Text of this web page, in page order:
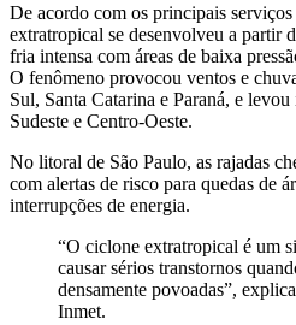
De acordo com os principais
extratropical se desenvolveu a partir
fria intensa com áreas de baixa
O fenômeno provocou ventos e
Sul, Santa Catarina e Paraná, e
Sudeste e Centro-Oeste.
No litoral de São Paulo, as rajadas
com alertas de risco para quedas de
interrupções de energia.
“O ciclone extratropical é um
causar sérios transtornos
densamente povoadas”,
Inmet.